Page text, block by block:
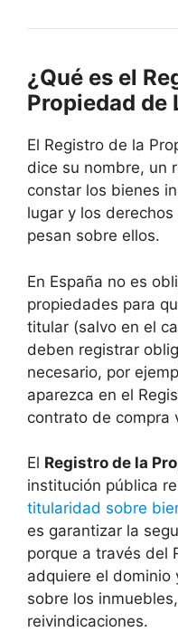
¿Qué es el
Propiedad de
El Registro de la
dice su nombre, un
constar los bienes
lugar y los
pesan sobre ellos.
En España no es
propiedades para
titular (salvo en el
deben registrar
necesario, por
aparezca en el
contrato de compra
El Registro de la
institución pública
titularidad sobre
es garantizar la
porque a través del
adquiere el dominio
sobre los
reivindicaciones.